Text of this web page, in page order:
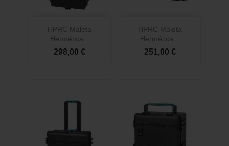
HPRC Maleta
Hermética...
298,00 €
HPRC Maleta
Hermética...
251,00 €